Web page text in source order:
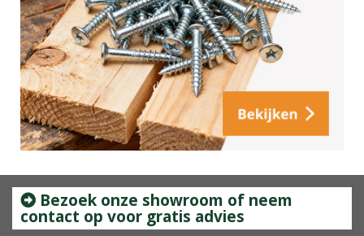
Bezoek onze showroom of neem
contact op voor gratis advies